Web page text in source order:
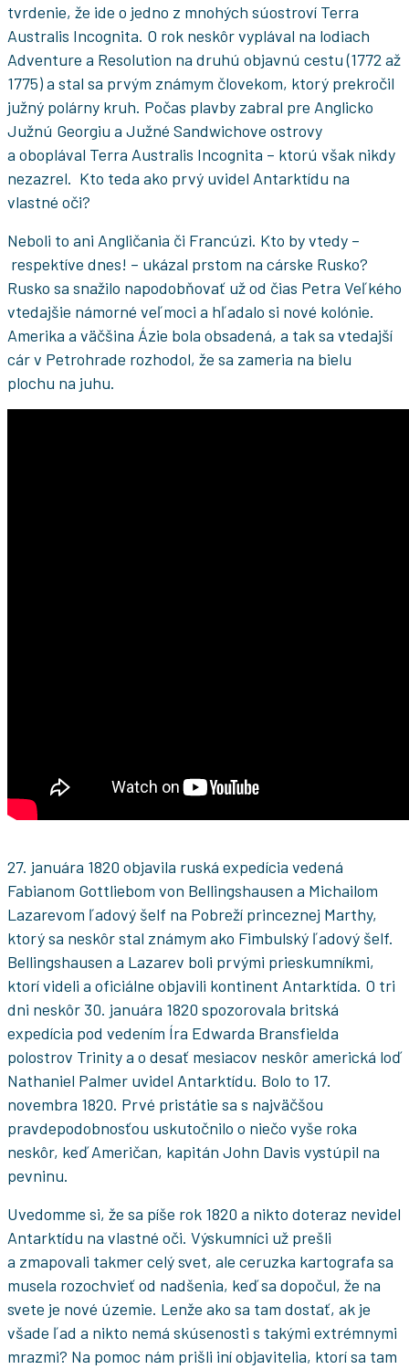
tvrdenie, že ide o jedno z mnohých súostroví Terra
Australis Incognita. O rok neskôr vyplával na lodiach
Adventure a Resolution na druhú objavnú cestu (1772 až
1775) a stal sa prvým známym človekom, ktorý prekročil
južný polárny kruh. Počas plavby zabral pre Anglicko
Južnú Georgiu a Južné Sandwichove ostrovy
a oboplával Terra Australis Incognita – ktorú však nikdy
nezazrel. Kto teda ako prvý uvidel Antarktídu na
vlastné oči?
Neboli to ani Angličania či Francúzi. Kto by vtedy –
respektíve dnes! – ukázal prstom na cárske Rusko?
Rusko sa snažilo napodobňovať už od čias Petra Veľkého
vtedajšie námorné veľmoci a hľadalo si nové kolónie.
Amerika a väčšina Ázie bola obsadená, a tak sa vtedajší
cár v Petrohrade rozhodol, že sa zameria na bielu
plochu na juhu.
27. januára 1820 objavila ruská expedícia vedená
Fabianom Gottliebom von Bellingshausen a Michailom
Lazarevom ľadový šelf na Pobreží princeznej Marthy,
ktorý sa neskôr stal známym ako Fimbulský ľadový šelf.
Bellingshausen a Lazarev boli prvými prieskumníkmi,
ktorí videli a oficiálne objavili kontinent Antarktída. O tri
dni neskôr 30. januára 1820 spozorovala britská
expedícia pod vedením Íra Edwarda Bransfielda
polostrov Trinity a o desať mesiacov neskôr americká loď
Nathaniel Palmer uvidel Antarktídu. Bolo to 17.
novembra 1820. Prvé pristátie sa s najväčšou
pravdepodobnosťou uskutočnilo o niečo vyše roka
neskôr, keď Američan, kapitán John Davis vystúpil na
pevninu.
Uvedomme si, že sa píše rok 1820 a nikto doteraz nevidel
Antarktídu na vlastné oči. Výskumníci už prešli
a zmapovali takmer celý svet, ale ceruzka kartografa sa
musela rozochvieť od nadšenia, keď sa dopočul, že na
svete je nové územie. Lenže ako sa tam dostať, ak je
všade ľad a nikto nemá skúsenosti s takými extrémnymi
mrazmi? Na pomoc nám prišli iní objavitelia, ktorí sa tam